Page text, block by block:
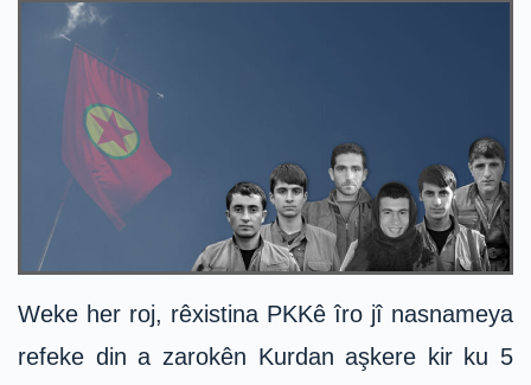
Weke her roj, rêxistina PKKê îro jî nasnameya
refeke din a zarokên Kurdan aşkere kir ku 5